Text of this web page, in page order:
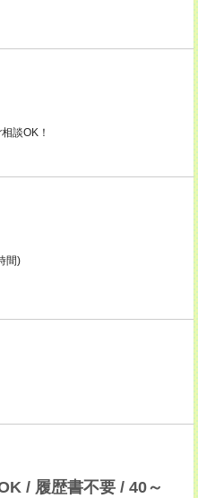
談OK！
間)
/ 履歴書不要 / 40～